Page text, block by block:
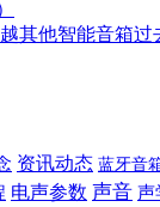
越其他智能音箱
资讯动态 蓝牙音
电声参数 声音 声